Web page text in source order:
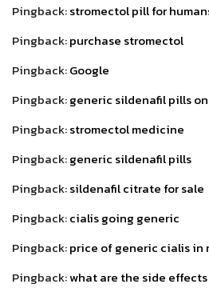
Pingback:stromectol pill for
Pingback:purchase stromectol
Pingback:Google
Pingback:generic sildenafil pills
Pingback:stromectol medicine
Pingback:generic sildenafil pills
Pingback:sildenafil citrate for sale
Pingback:cialis going generic
Pingback:price of generic cialis in
Pingback:what are the side